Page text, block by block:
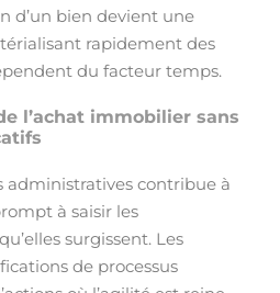
d’un bien devient une
rapidement des
du facteur temps.
l’achat immobilier sans
administratives contribue à
à saisir les
surgissent. Les
de processus